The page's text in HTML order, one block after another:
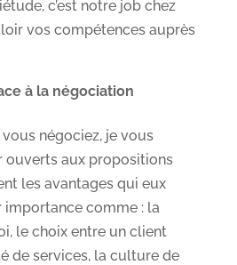
c’est notre job chez
vos compétences auprès
à la négociation
négociez, je vous
ouverts aux propositions
les avantages qui eux
comme : la
le choix entre un client
de services, la culture de